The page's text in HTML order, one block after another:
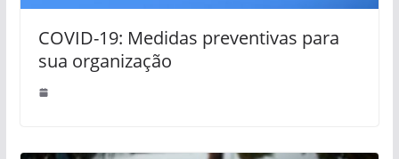
COVID-19: Medidas preventivas para
sua organização